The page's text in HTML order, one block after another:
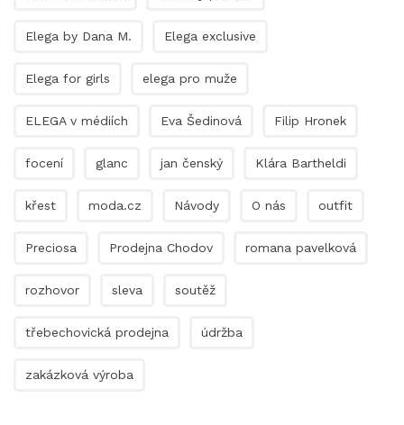
Elega by Dana M. Elega exclusive
Elega for girls elega pro muže
ELEGA v médiích Eva Šedinová Filip Hronek
focení glanc jan čenský Klára Bartheldi
křest moda.cz Návody O nás outfit
Preciosa Prodejna Chodov romana pavelková
rozhovor sleva soutěž
třebechovická prodejna údržba
zakázková výroba